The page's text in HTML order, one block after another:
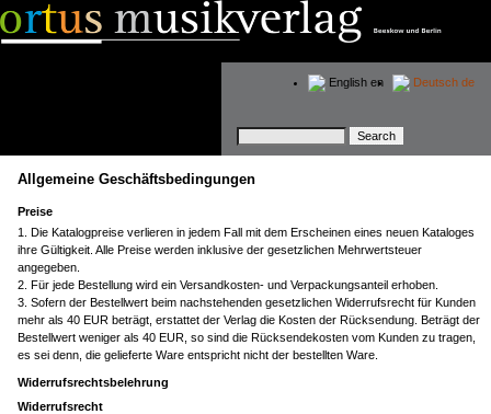
Keywords
Deutsch de
English en
Allgemeine Geschäftsbedingungen
Preise
Die Katalogpreise verlieren in jedem Fall mit dem Erscheinen eines neuen Kataloges
ihre Gültigkeit. Alle Preise werden inklusive der gesetzlichen Mehrwertsteuer
angegeben.
Für jede Bestellung wird ein Versandkosten- und Verpackungsanteil erhoben.
Sofern der Bestellwert beim nachstehenden gesetzlichen Widerrufsrecht für Kunden
mehr als 40 EUR beträgt, erstattet der Verlag die Kosten der Rücksendung. Beträgt der
Bestellwert weniger als 40 EUR, so sind die Rücksendekosten vom Kunden zu tragen,
es sei denn, die gelieferte Ware entspricht nicht der bestellten Ware.
Widerrufsrechtsbelehrung
Widerrufsrecht